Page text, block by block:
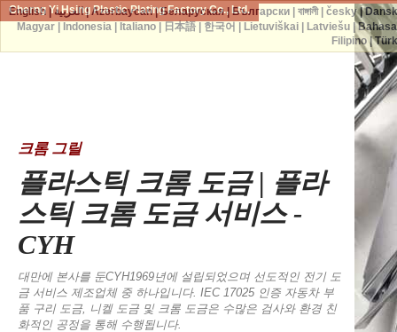
Cherng Yi Hsing Plastic Plating Factory Co., Ltd.
크롬 그릴
플라스틱 크롬 도금 | 플라
스틱 크롬 도금 서비스 -
CYH
대만에 본사를 둔CYH1969년에 설립되었으며 선도적인 전기 도
금 서비스 제조업체 중 하나입니다. IEC 17025 인증 자동차 부
품 구리 도금, 니켈 도금 및 크롬 도금은 수많은 검사와 환경 친
화적인 공정을 통해 수행됩니다.
English |العربية|Azərbaycan|Беларуская|Български |বাঙ্গালী|česky|
Magyar| Indonesia| Italiano| 日本語| 한국어 Lietuviškai| Latviešu|
Filipino|